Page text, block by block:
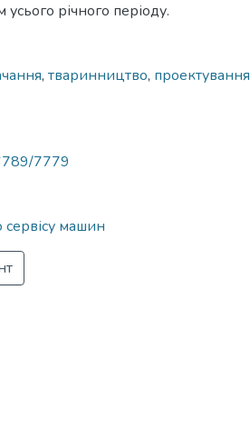
річного періоду.
, тваринництво, проектування
7779
сервісу машин